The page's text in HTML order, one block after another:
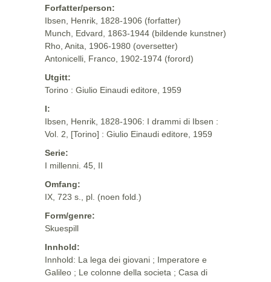
Forfatter/person:
Ibsen, Henrik, 1828-1906 (forfatter)
Munch, Edvard, 1863-1944 (bildende kunstner)
Rho, Anita, 1906-1980 (oversetter)
Antonicelli, Franco, 1902-1974 (forord)
Utgitt:
Torino : Giulio Einaudi editore, 1959
I:
Ibsen, Henrik, 1828-1906: I drammi di Ibsen :
Vol. 2, [Torino] : Giulio Einaudi editore, 1959
Serie:
I millenni. 45, II
Omfang:
IX, 723 s., pl. (noen fold.)
Form/genre:
Skuespill
Innhold:
Innhold: La lega dei giovani ; Imperatore e
Galileo ; Le colonne della societa ; Casa di